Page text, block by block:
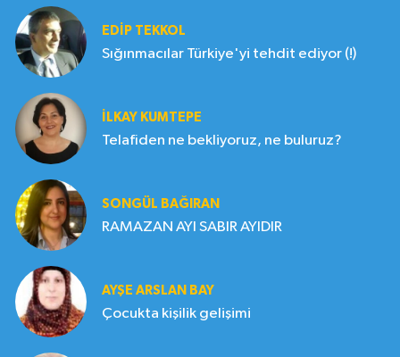
EDIP TEKKOL
Sığınmacılar Türkiye'yi tehdit ediyor (!)
İLKAY KUMTEPE
Telafiden ne bekliyoruz, ne buluruz?
SONGÜL BAĞIRAN
RAMAZAN AYI SABIR AYIDIR
AYŞE ARSLAN BAY
Çocukta kişilik gelişimi